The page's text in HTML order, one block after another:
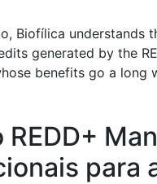
Biofílica understands
generated by the
benefits go a
REDD+
para